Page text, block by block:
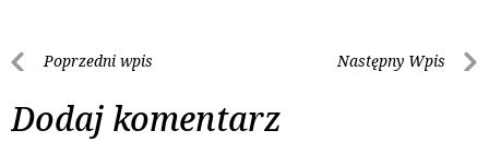
Poprzedni wpis Następny Wpis
Dodaj komentarz